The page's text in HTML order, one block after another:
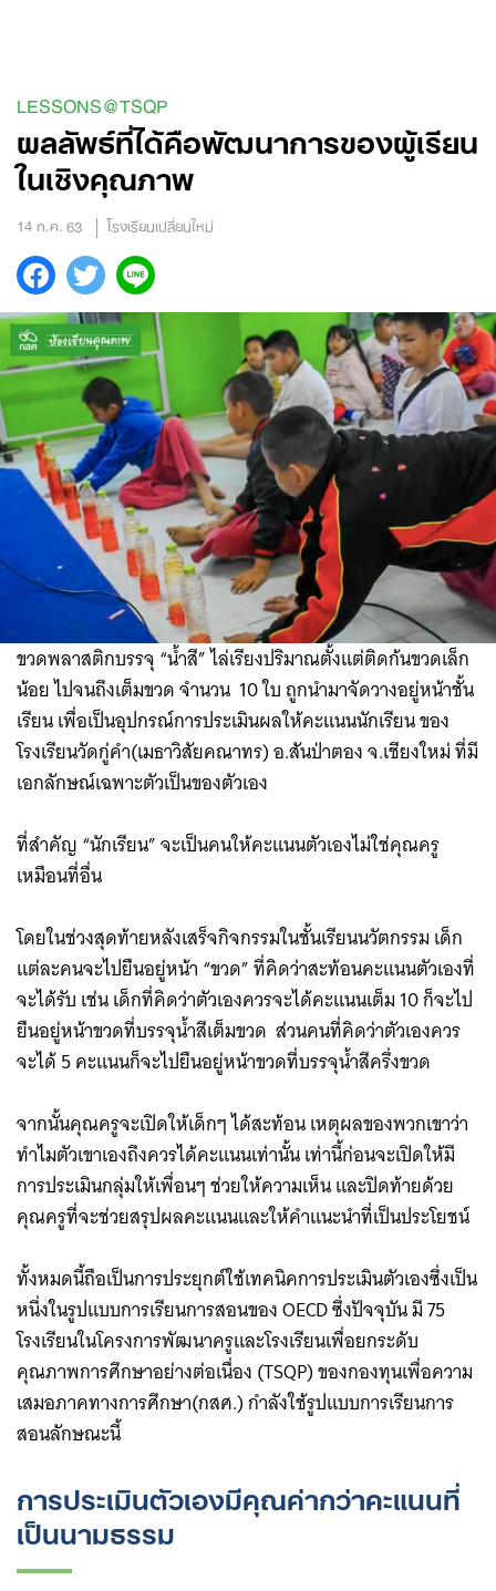
LESSONS@TSQP
ผลลัพธ์ที่ได้คือพัฒนาการของผู้เรียน
ในเชิงคุณภาพ
14 ก.ค. 63 โรงเรียนเปลี่ยนใหม่
ขวดพลาสติกบรรจุ “น้ำสี” ไล่เรียงปริมาณตั้งแต่ติดก้นขวดเล็ก
น้อย ไปจนถึงเต็มขวด จำนวน 10 ใบ ถูกนำมาจัดวางอยู่หน้าชั้น
เรียน​ เพื่อเป็นอุปกรณ์การประเมินผลให้คะแนนนักเรียน ของ
โรงเรียนวัดกู่คำ(เมธาวิสัยคณาทร) อ.สันป่าตอง จ.เชียงใหม่ ที่มี
เอกลักษณ์เฉพาะตัว​เป็นของตัวเอง ​
ที่สำคัญ “นักเรียน” จะเป็นคนให้คะแนนตัวเอง​ไม่ใช่คุณครู
เหมือนที่อื่น ​
โดยในช่วงสุดท้ายหลังเสร็จกิจกรรมในชั้นเรียนนวัตกรรม เด็ก
แต่ละคนจะไปยืนอยู่หน้า “ขวด” ที่คิดว่าสะท้อนคะแนนตัวเองที่
จะได้รับ เช่น เด็กที่คิดว่าตัวเองควรจะได้คะแนนเต็ม 10 ก็จะไป
ยืนอยู่หน้าขวดที่บรรจุน้ำสีเต็มขวด ส่วนคนที่คิดว่าตัวเองควร
จะได้ 5 คะแนนก็จะไปยืนอยู่หน้าขวดที่บรรจุน้ำสีครึ่งขวด
จากนั้นคุณครูจะเปิดให้เด็กๆ ได้สะท้อน เหตุผลของพวกเขาว่า
ทำไมตัวเขาเองถึงควรได้คะแนนเท่านั้น เท่านี้​ก่อนจะเปิดให้มี
การประเมินกลุ่มให้เพื่อนๆ ช่วยให้ความเห็น และปิดท้ายด้วย
คุณครูที่จะช่วยสรุปผลคะแนนและให้คำแนะนำที่เป็นประโยชน์
ทั้งหมดนี้ถือเป็นการประยุกต์ใช้เทคนิคการประเมินตัวเอง​ซึ่งเป็น
หนึ่งในรูปแบบการเรียนการสอนของ OECD ซึ่ง​ปัจจุบัน มี 75
โรงเรียนในโครงการพัฒนาครูและโรงเรียนเพื่อยกระดับ
คุณภาพการศึกษาอย่างต่อเนื่อง (TSQP) ของกองทุนเพื่อความ
เสมอภาคทางการศึกษา(กสศ.) กำลังใช้รูปแบบการเรียนการ
สอนลักษณะนี้
การประเมินตัวเองมีคุณค่ากว่าคะแนน​ที่
เป็นนามธรรม